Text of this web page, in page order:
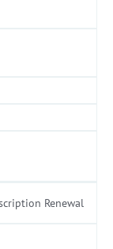
Renewal